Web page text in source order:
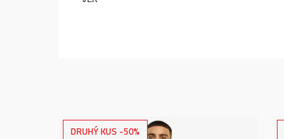
DRUHÝ KUS -50%